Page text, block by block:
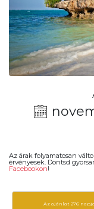
Az árak folyamatosan
érvényesek. Döntsd
Facebookon!
Az ajánlat 276